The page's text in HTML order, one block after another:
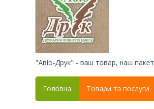
"Авіо-Друк" - ваш товар, наш пакет
Головна Товари та послуги